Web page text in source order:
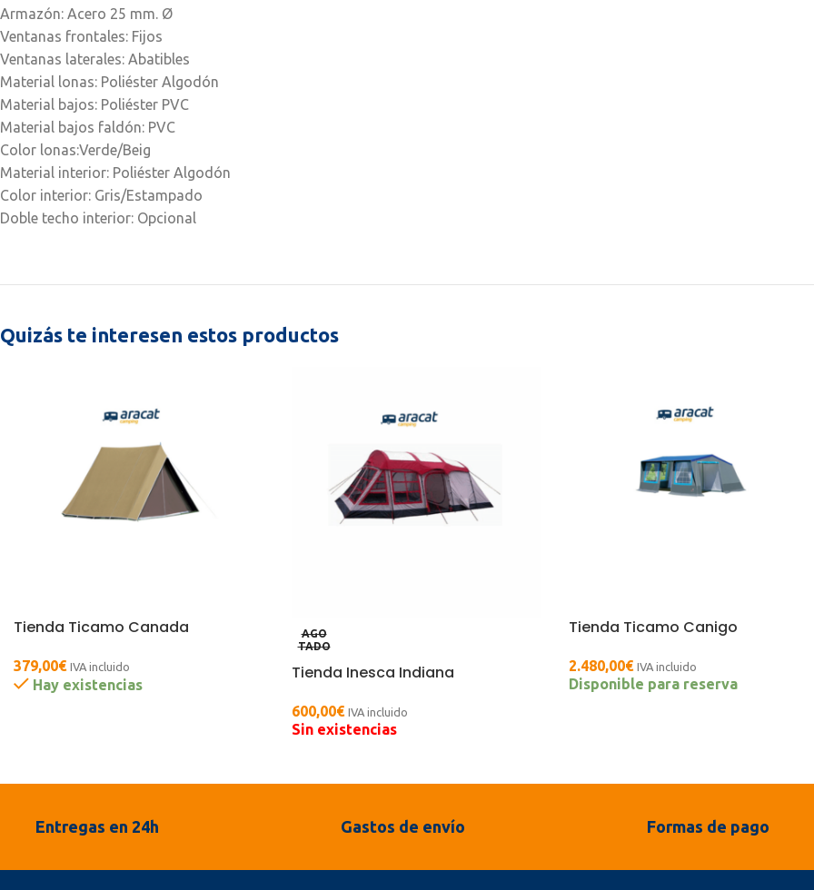
Armazón: Acero 25 mm. Ø
Ventanas frontales: Fijos
Ventanas laterales: Abatibles
Material lonas: Poliéster Algodón
Material bajos: Poliéster PVC
Material bajos faldón: PVC
Color lonas:Verde/Beig
Material interior: Poliéster Algodón
Color interior: Gris/Estampado
Doble techo interior: Opcional
Quizás te interesen estos productos
Tienda Ticamo Canada
379,00€ IVA incluido
Hay existencias
AGO
TADO
Tienda Inesca Indiana
600,00€ IVA incluido
Sin existencias
Tienda Ticamo Canigo
2.480,00€ IVA incluido
Disponible para reserva
Entregas en 24h Gastos de envío Formas de pago